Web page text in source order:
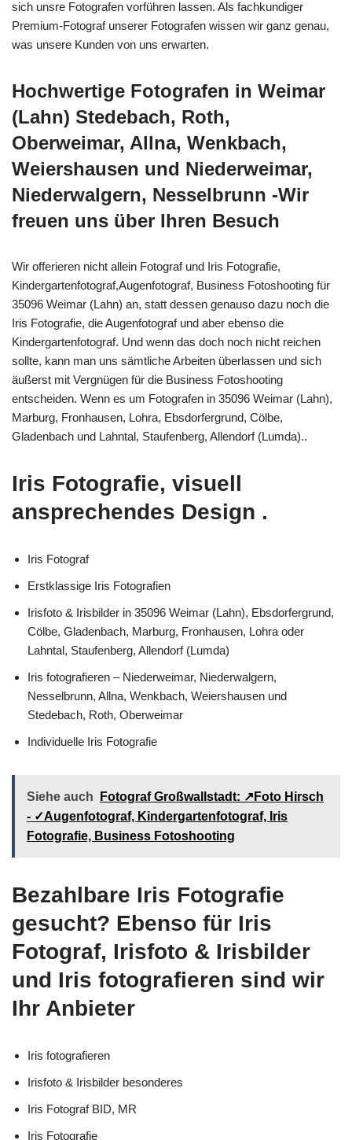
sich unsre Fotografen vorführen lassen. Als fachkundiger
Premium-Fotograf unserer Fotografen wissen wir ganz genau,
was unsere Kunden von uns erwarten.
Hochwertige Fotografen in Weimar
(Lahn) Stedebach, Roth,
Oberweimar, Allna, Wenkbach,
Weiershausen und Niederweimar,
Niederwalgern, Nesselbrunn -Wir
freuen uns über Ihren Besuch
Wir offerieren nicht allein Fotograf und Iris Fotografie,
Kindergartenfotograf,Augenfotograf, Business Fotoshooting für
35096 Weimar (Lahn) an, statt dessen genauso dazu noch die
Iris Fotografie, die Augenfotograf und aber ebenso die
Kindergartenfotograf. Und wenn das doch noch nicht reichen
sollte, kann man uns sämtliche Arbeiten überlassen und sich
äußerst mit Vergnügen für die Business Fotoshooting
entscheiden. Wenn es um Fotografen in 35096 Weimar (Lahn),
Marburg, Fronhausen, Lohra, Ebsdorfergrund, Cölbe,
Gladenbach und Lahntal, Staufenberg, Allendorf (Lumda)..
Iris Fotografie, visuell
ansprechendes Design .
Iris Fotograf
Erstklassige Iris Fotografien
Irisfoto & Irisbilder in 35096 Weimar (Lahn), Ebsdorfergrund,
Cölbe, Gladenbach, Marburg, Fronhausen, Lohra oder
Lahntal, Staufenberg, Allendorf (Lumda)
Iris fotografieren – Niederweimar, Niederwalgern,
Nesselbrunn, Allna, Wenkbach, Weiershausen und
Stedebach, Roth, Oberweimar
Individuelle Iris Fotografie
Siehe auch
Fotograf Großwallstadt: ↗️Foto Hirsch
- ✓Augenfotograf, Kindergartenfotograf, Iris
Fotografie, Business Fotoshooting
Bezahlbare Iris Fotografie
gesucht? Ebenso für Iris
Fotograf, Irisfoto & Irisbilder
und Iris fotografieren sind wir
Ihr Anbieter
Iris fotografieren
Irisfoto & Irisbilder besonderes
Iris Fotograf BID, MR
Iris Fotografie